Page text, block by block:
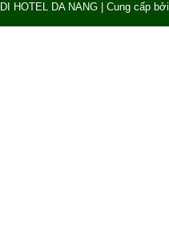
HOTEL DA NANG | Cung cấp bởi